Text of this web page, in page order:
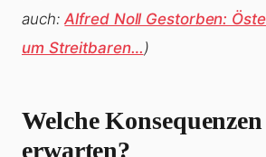
auch:Alfred Noll Gestorben:
um Streitbaren… )
Welche
erwarten?